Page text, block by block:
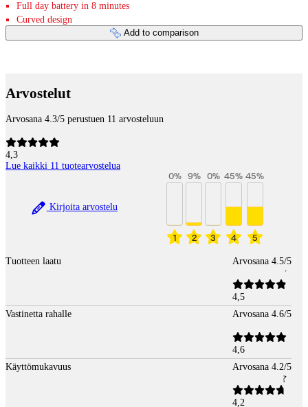
Full day battery in 8 minutes
Curved design
Add to comparison
Arvostelut
Arvosana 4.3/5 perustuen 11 arvosteluun
4,3
Lue kaikki 11 tuotearvostelua
Kirjoita arvostelu
1
0%
2
9%
3
0%
4
45%
5
45%
Tuotteen laatu Arvosana 4.5/5
4,5
Vastinetta rahalle
Arvosana 4.6/5
4,6
Käyttömukavuus
Arvosana 4.2/5
4,2